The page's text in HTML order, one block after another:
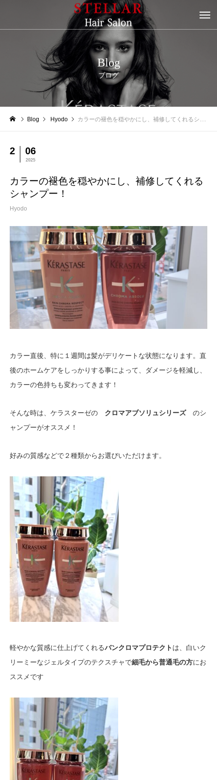
Blog
ブログ
Blog Hyodo カラーの褪色を穏やかにし、補修してくれるシャンプー！
2 06
2025
カラーの褪色を穏やかにし、補修してくれる
シャンプー！
Hyodo
カラー直後、特に１週間は髪がデリケートな状態になります。直
後のホームケアをしっかりする事によって、ダメージを軽減し、
カラーの色持ちも変わってきます！
そんな時は、ケラスターゼの クロマアブソリュシリーズ のシ
ャンプーがオススメ！
好みの質感などで２種類からお選びいただけます。
軽やかな質感に仕上げてくれるバンクロマプロテクトは、白いク
リーミーなジェルタイプのテクスチャで細毛から普通毛の方にお
ススメです